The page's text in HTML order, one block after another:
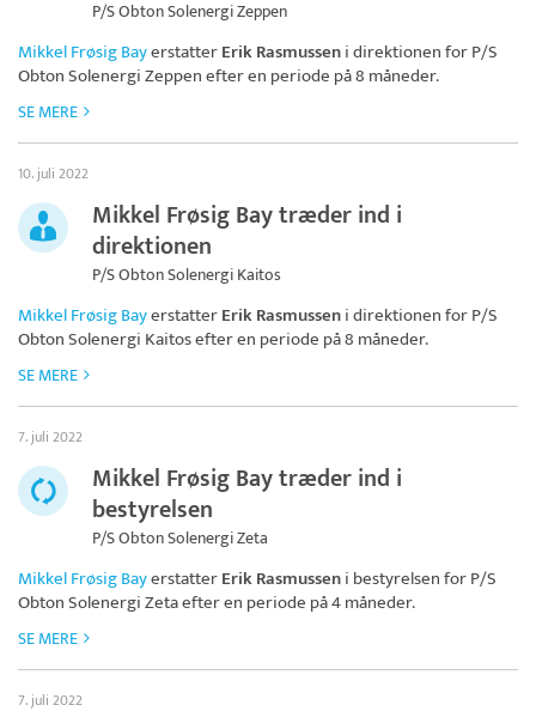
P/S Obton Solenergi Zeppen
Mikkel Frøsig BayerstatterErik Rasmusseni direktionen forP/S
Obton Solenergi Zeppenefter en periode på 8 måneder.
SE MERE
10. juli 2022
Mikkel Frøsig Bay træder ind i
direktionen
P/S Obton Solenergi Kaitos
Mikkel Frøsig BayerstatterErik Rasmusseni direktionen forP/S
Obton Solenergi Kaitosefter en periode på 8 måneder.
SE MERE
7. juli 2022
Mikkel Frøsig Bay træder ind i
bestyrelsen
P/S Obton Solenergi Zeta
Mikkel Frøsig BayerstatterErik Rasmusseni bestyrelsen forP/S
Obton Solenergi Zetaefter en periode på 4 måneder.
SE MERE
7. juli 2022